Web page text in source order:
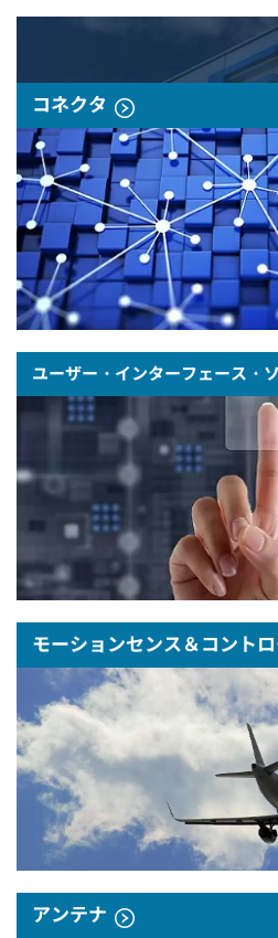
コネクタ
ユーザー・インターフェース・
モーションセンス＆コント
アンテナ